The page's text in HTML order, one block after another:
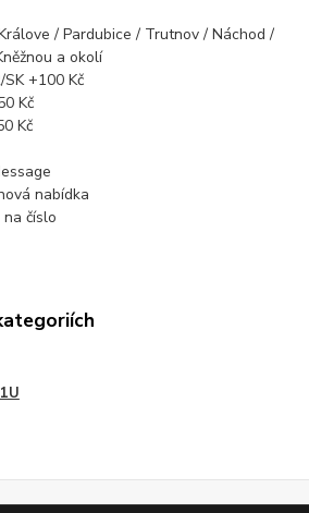
/ Pardubice / Trutnov / Náchod /
a okolí
+100 Kč
Kč
Kč
nabídka
číslo